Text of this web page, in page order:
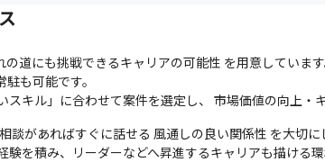
道にも挑戦できるキャリアの可能性 を用意しています
も可能です。
キル」に合わせて案件を選定し、 市場価値の向上・
談があればすぐに話せる 風通しの良い関係性 を大切に
を積み、リーダーなどへ昇進するキャリアも描ける環